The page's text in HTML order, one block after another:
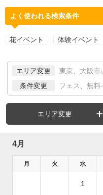
よく使われる検索条件
花イベント 体験イベント
エリア変更 東京、大阪市
条件変更 フェス、無料
エリア変更
4月
月 火 水
1